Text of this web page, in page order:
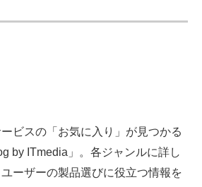
ビスの「お気に入り」が見つかる
by ITmedia」。各ジャンルに詳し
ーザーの製品選びに役立つ情報を